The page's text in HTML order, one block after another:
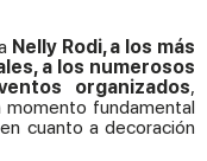
Nelly Rodi, a los más
a los numerosos
organizados,
momento fundamental
cuanto a decoración